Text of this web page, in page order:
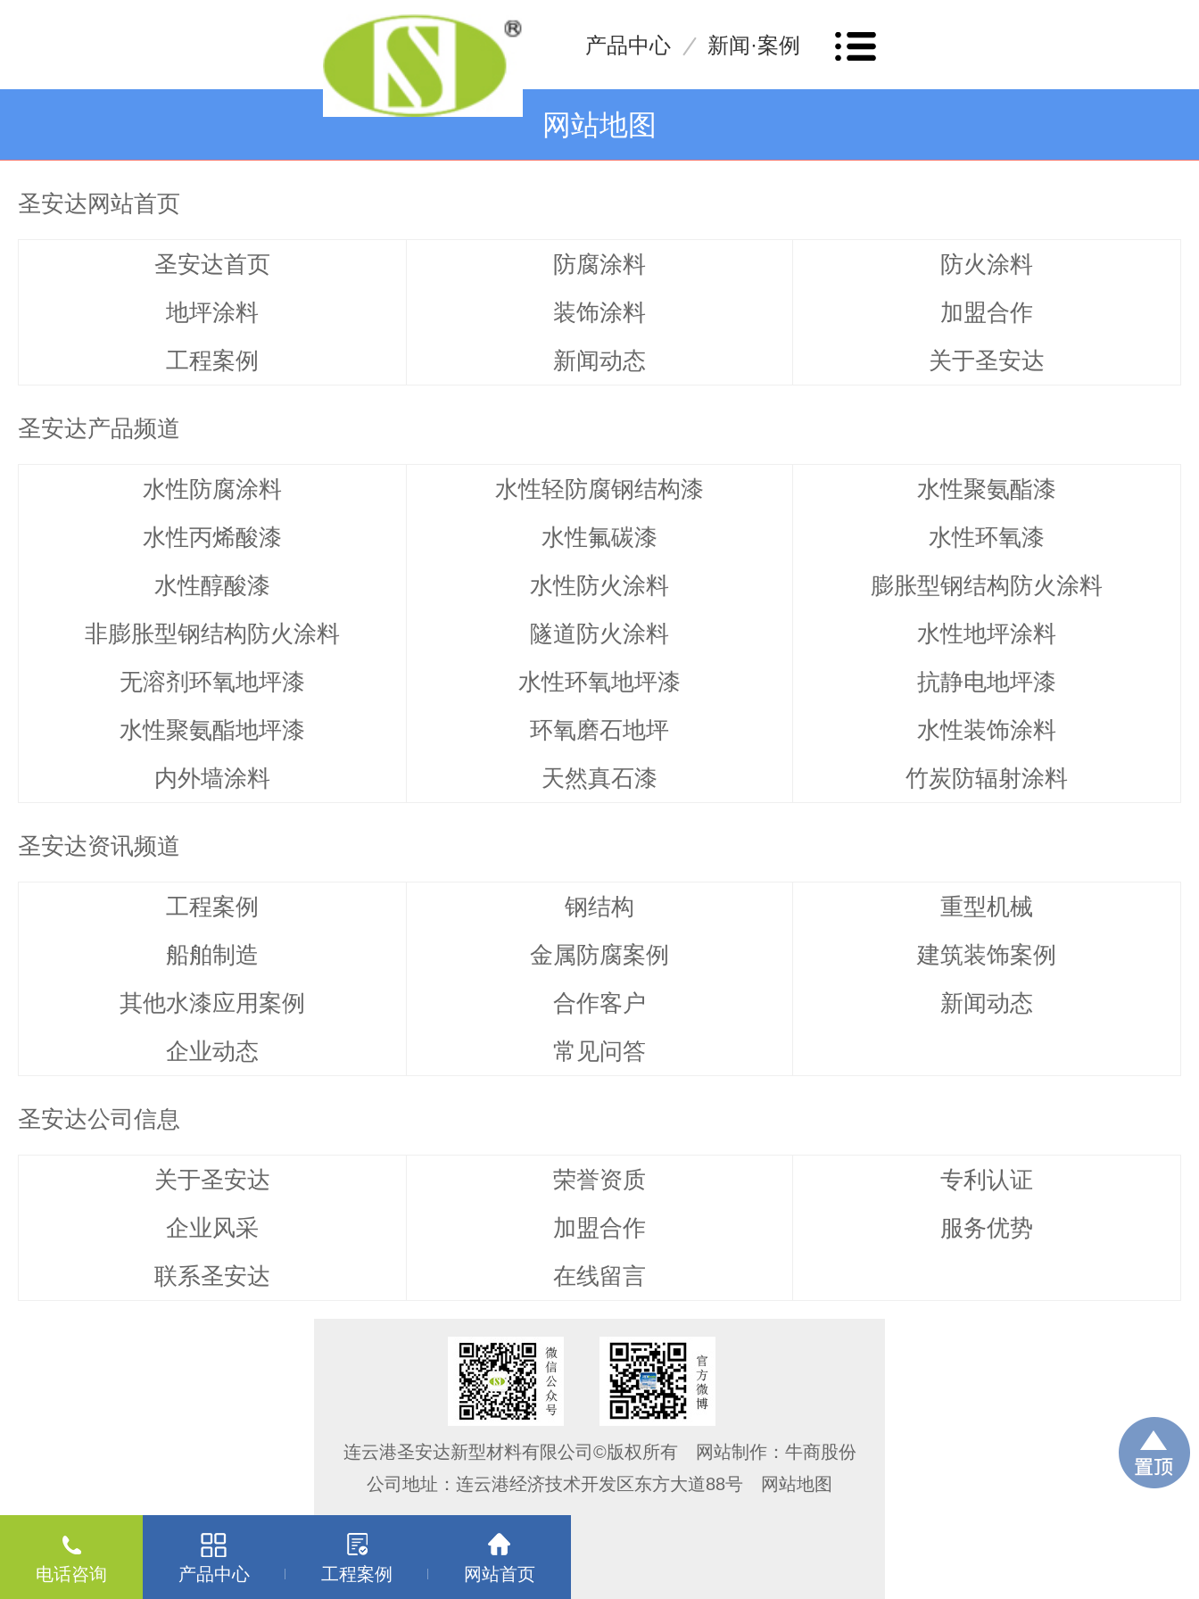
产品中心 新闻·案例
网站地图
圣安达网站首页
圣安达首页 防腐涂料
防火涂料
地坪涂料
装饰涂料
加盟合作
工程案例
新闻动态 关于圣安达
圣安达产品频道
水性防腐涂料 水性轻防腐钢结构漆
水性聚氨酯漆
水性丙烯酸漆
水性氟碳漆
水性环氧漆
水性醇酸漆
水性防火涂料
膨胀型钢结构防火涂料
非膨胀型钢结构防火涂料
隧道防火涂料
水性地坪涂料
无溶剂环氧地坪漆
水性环氧地坪漆
抗静电地坪漆
水性聚氨酯地坪漆
环氧磨石地坪
水性装饰涂料
内外墙涂料
天然真石漆 竹炭防辐射涂料
圣安达资讯频道
工程案例 钢结构
重型机械
船舶制造
金属防腐案例
建筑装饰案例
其他水漆应用案例
合作客户
新闻动态
企业动态
常见问答
圣安达公司信息
关于圣安达 荣誉资质
专利认证
企业风采
加盟合作
服务优势
联系圣安达
在线留言
连云港圣安达新型材料有限公司©版权所有 网站制作： 牛商股份
公司地址：连云港经济技术开发区东方大道88号
网站地图
电话咨询 产品中心 工程案例 网站首页